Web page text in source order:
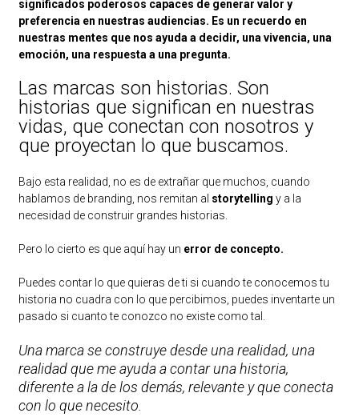
significados poderosos capaces de generar valor y
preferencia en nuestras audiencias. Es un recuerdo en
nuestras mentes que nos ayuda a decidir, una vivencia, una
emoción, una respuesta a una pregunta.
Las marcas son historias. Son
historias que significan en nuestras
vidas, que conectan con nosotros y
que proyectan lo que buscamos.
Bajo esta realidad, no es de extrañar que muchos, cuando
hablamos de branding, nos remitan al storytelling y a la
necesidad de construir grandes historias.
Pero lo cierto es que aquí hay un error de concepto.
Puedes contar lo que quieras de ti si cuando te conocemos tu
historia no cuadra con lo que percibimos, puedes inventarte un
pasado si cuanto te conozco no existe como tal.
Una marca se construye desde una realidad, una
realidad que me ayuda a contar una historia,
diferente a la de los demás, relevante y que conecta
con lo que necesito.